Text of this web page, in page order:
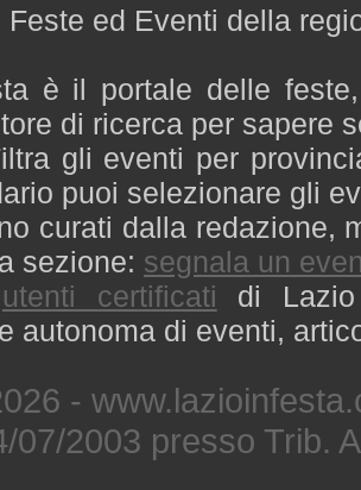
Feste ed Eventi della
è il portale delle
di ricerca per sapere
gli eventi per
puoi selezionare gli
curati dalla redazione,
sezione: segnala un
utenti certificati di
autonoma di eventi,
-
07/2003 presso Trib.